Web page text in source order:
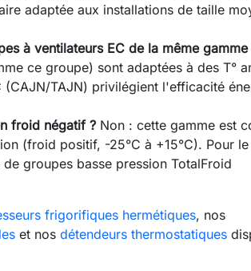
adaptée aux installations de taille
à ventilateurs EC de la même gamme
ce groupe) sont adaptées à des T°
(CAJN/TAJN) privilégient l'efficacité
froid négatif ? Non : cette gamme est
(froid positif, -25°C à +15°C). Pour
groupes basse pression TotalFroid
frigorifiques hermétiques, nos
et nos détendeurs thermostatiques